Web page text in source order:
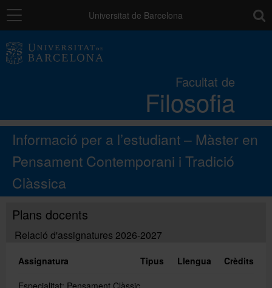
Navegació Universitat de Barcelona
Facultat de
Filosofia
Estudis
Recerca i innovació
Relacions externes
Informació per a l’estudiant – Màster en
Pensament Contemporani i Tradició
Clàssica
Plans docents
Relació d'assignatures 2026-2027
Assignatura Tipus Llengua Crèdits
Especialitat: Pensament Clàssic